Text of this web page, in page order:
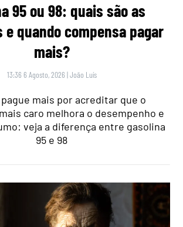
95 ou 98: quais são as
quando compensa pagar
mais?
13:36 6 Agosto, 2026 |João Luís
mais por acreditar que o
caro melhora o desempenho e
veja a diferença entre gasolina
95 e 98